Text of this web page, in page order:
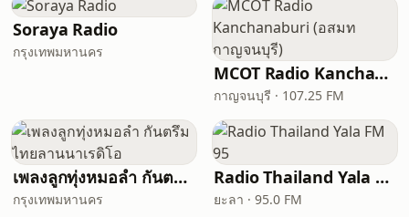
Soraya Radio
กรุงเทพมหานคร
MCOT Radio Kanchanaburi (อสมท กาญจนบุรี)
กาญจนบุรี · 107.25 FM
เพลงลูกทุ่งหมอลำ กันตรึม ไทยลานนาเรดิโอ
กรุงเทพมหานคร
Radio Thailand Yala FM 95
ยะลา · 95.0 FM